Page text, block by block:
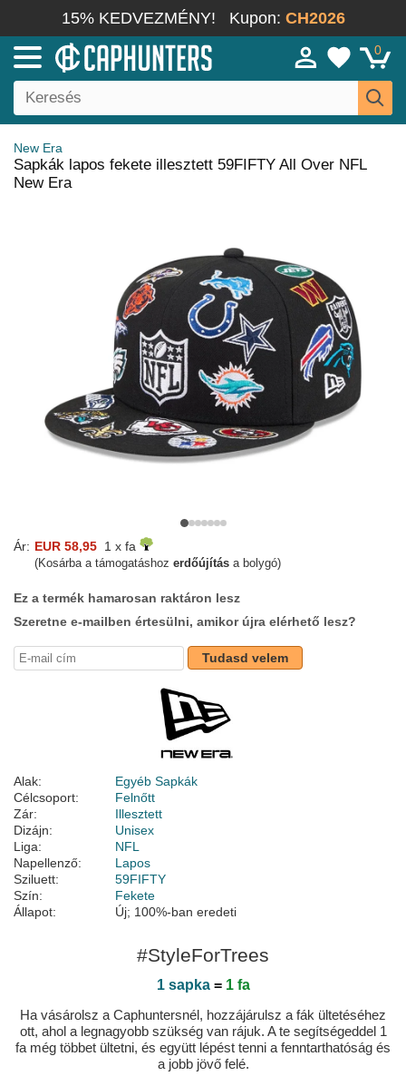
15% KEDVEZMÉNY! Kupon: CH2026
0
New Era
Sapkák lapos fekete illesztett 59FIFTY All Over NFL
New Era
Ár: EUR 58,95 1 x fa
(Kosárba a támogatáshoz erdőújítás a bolygó)
Ez a termék hamarosan raktáron lesz
Szeretne e-mailben értesülni, amikor újra elérhető lesz?
Tudasd velem
Alak:
Egyéb Sapkák
Célcsoport:
Felnőtt
Zár:
Illesztett
Dizájn:
Unisex
Liga:
NFL
Napellenző:
Lapos
Sziluett:
59FIFTY
Szín:
Fekete
Állapot:
Új; 100%-ban eredeti
#StyleForTrees
1 sapka= 1 fa
Ha vásárolsz a Caphuntersnél, hozzájárulsz a fák ültetéséhez
ott, ahol a legnagyobb szükség van rájuk. A te segítségeddel 1
fa még többet ültetni, és együtt lépést tenni a fenntarthatóság és
a jobb jövő felé.